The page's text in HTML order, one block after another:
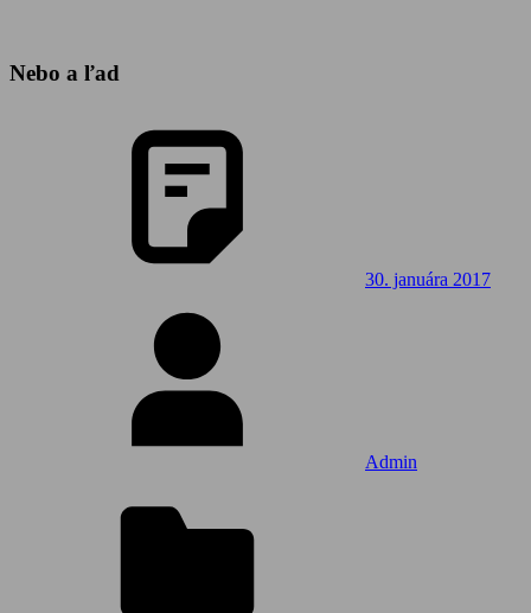
Nebo a ľad
30. januára 2017
Admin